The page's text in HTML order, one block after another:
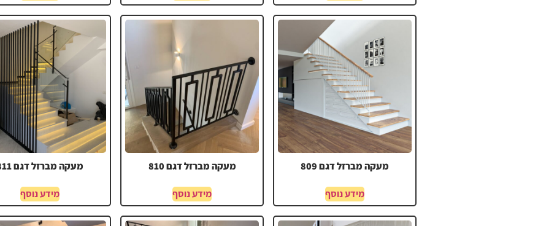
מעקה מברזל דגם 809
מידע נוסף
מעקה מברזל דגם 810
מידע נוסף
מעקה מברזל דגם 811
מידע נוסף